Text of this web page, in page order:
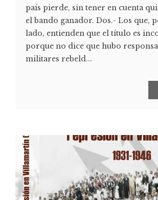
país pierde, sin tener en cuenta
el bando ganador. Dos.- Los que,
lado, entienden que el título es
porque no dice que hubo
militares rebeld...